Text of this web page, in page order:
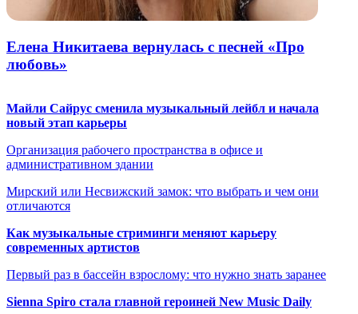
Елена Никитаева вернулась с песней «Про
любовь»
Майли Сайрус сменила музыкальный лейбл и начала
новый этап карьеры
Организация рабочего пространства в офисе и
административном здании
Мирский или Несвижский замок: что выбрать и чем они
отличаются
Как музыкальные стриминги меняют карьеру
современных артистов
Первый раз в бассейн взрослому: что нужно знать заранее
Sienna Spiro стала главной героиней New Music Daily